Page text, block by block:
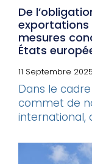
De
exportations
mesures
États
11 Septembre 2025
Dans le
commet de
international,